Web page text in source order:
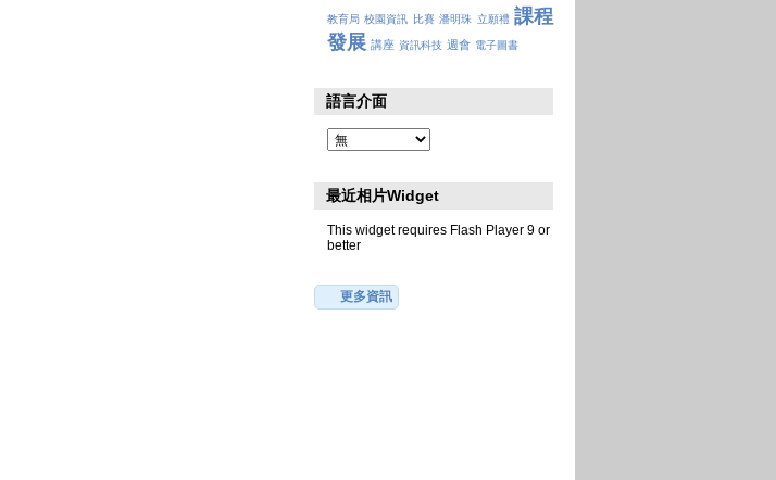
教育局 校園資訊 比賽 潘明珠 立願禮 課程
發展 講座 資訊科技 週會 電子圖書
語言介面
最近相片Widget
This widget requires Flash Player 9 or
better
更多資訊